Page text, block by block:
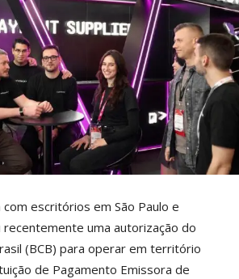
com escritórios em São Paulo e
recentemente uma autorização do
(BCB) para operar em território
de Pagamento Emissora de